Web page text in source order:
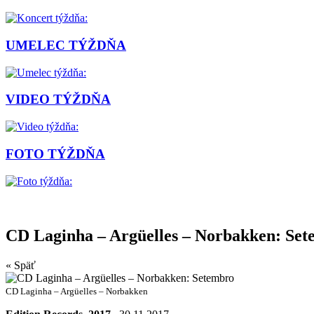
UMELEC TÝŽDŇA
VIDEO TÝŽDŇA
FOTO TÝŽDŇA
CD Laginha – Argüelles – Norbakken:
« Späť
CD Laginha – Argüelles – Norbakken